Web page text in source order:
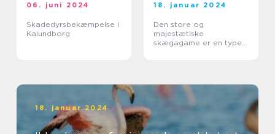
06. juni 2024
Skadedyrsbekæmpelse i
Kalundborg
18. januar 2024
Den store og
majestætiske
skægagame er en type
18. januar 2024